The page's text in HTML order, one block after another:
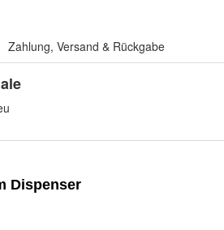
Zahlung, Versand & Rückgabe